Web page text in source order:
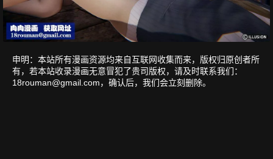
申明：本站所有漫画资源均来自互联网收集而来，版权归原创者所
有，若本站收录漫画无意冒犯了贵司版权，请及时联系我们：
18rouman@gmail.com，确认后，我们会立刻删除。